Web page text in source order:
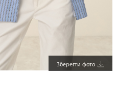
Зберегти фото